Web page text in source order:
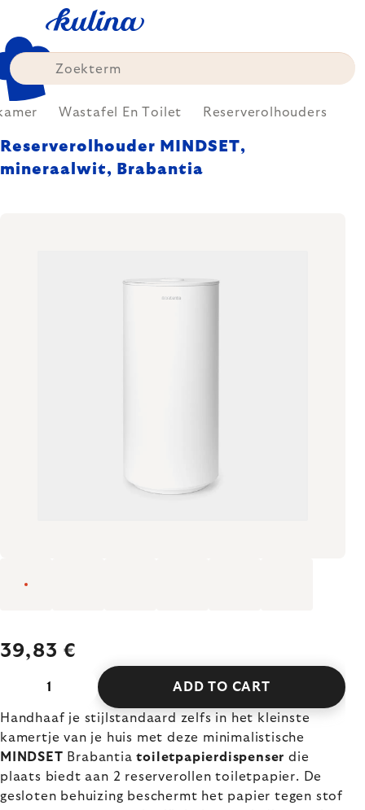
content
Wastafel En Toilet Reserverolhouders
Reserverolhouder MINDSET,
mineraalwit, Brabantia
39,83 €
ADD TO CART
Handhaaf je stijlstandaard zelfs in het kleinste
kamertje van je huis met deze minimalistische
MINDSET Brabantiatoiletpapierdispenser die
plaats biedt aan 2 reserverollen toiletpapier. De
gesloten behuizing beschermt het papier tegen stof